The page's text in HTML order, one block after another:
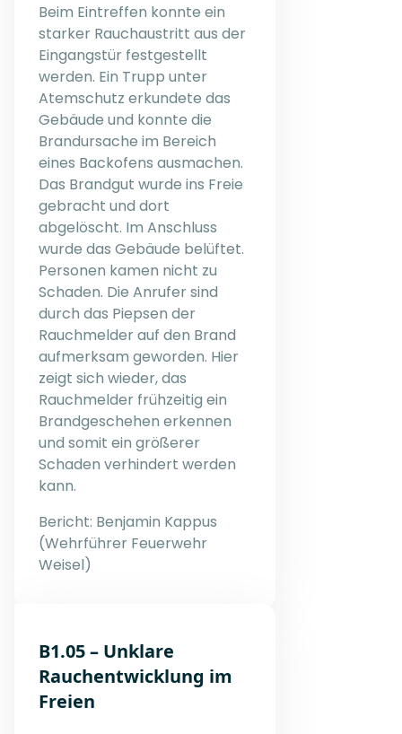
Beim Eintreffen konnte ein
starker Rauchaustritt aus der
Eingangstür festgestellt
werden. Ein Trupp unter
Atemschutz erkundete das
Gebäude und konnte die
Brandursache im Bereich
eines Backofens ausmachen.
Das Brandgut wurde ins Freie
gebracht und dort
abgelöscht. Im Anschluss
wurde das Gebäude belüftet.
Personen kamen nicht zu
Schaden. Die Anrufer sind
durch das Piepsen der
Rauchmelder auf den Brand
aufmerksam geworden. Hier
zeigt sich wieder, das
Rauchmelder frühzeitig ein
Brandgeschehen erkennen
und somit ein größerer
Schaden verhindert werden
kann.
Bericht: Benjamin Kappus
(Wehrführer Feuerwehr
Weisel)
B1.05 – Unklare
Rauchentwicklung im
Freien